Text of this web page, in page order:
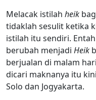
Melacak istilah heik
tidaklah sesulit ketika
istilah itu sendiri.
berubah menjadi Heik
berjualan di malam
dicari maknanya itu
Solo dan Jogyakarta.